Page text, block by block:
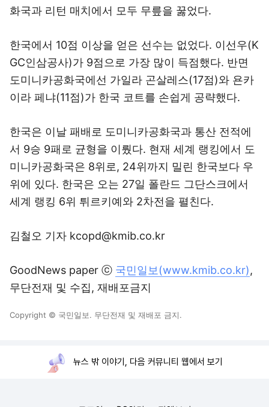
화국과 리턴 매치에서 모두 무릎을 꿇었다.
한국에서 10점 이상을 얻은 선수는 없었다. 이선우(K
GC인삼공사)가 9점으로 가장 많이 득점했다. 반면
도미니카공화국에선 가일라 곤살레스(17점)와 욘카
이라 페냐(11점)가 한국 코트를 손쉽게 공략했다.
한국은 이날 패배로 도미니카공화국과 통산 전적에
서 9승 9패로 균형을 이뤘다. 현재 세계 랭킹에서 도
미니카공화국은 8위로, 24위까지 밀린 한국보다 우
위에 있다. 한국은 오는 27일 폴란드 그단스크에서
세계 랭킹 6위 튀르키예와 2차전을 펼친다.
김철오 기자 kcopd@kmib.co.kr
GoodNews paper ⓒ 국민일보(www.kmib.co.kr),
무단전재 및 수집, 재배포금지
Copyright © 국민일보. 무단전재 및 재배포 금지.
뉴스 밖 이야기, 다음 커뮤니티 웹에서 보기